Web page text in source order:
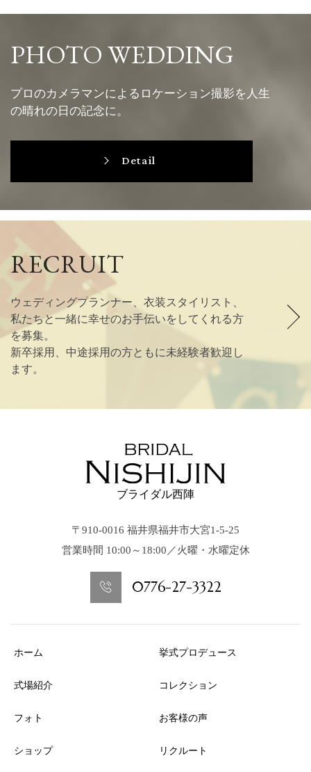
PHOTO WEDDING
プロのカメラマンによるロケーション撮影を人生
の晴れの日の記念に。
Detail
RECRUIT
ウェディングプランナー、衣装スタイリスト、
私たちと一緒に幸せのお手伝いをしてくれる方
を募集。
新卒採用、中途採用の方ともに未経験者歓迎し
ます。
ブライダル西陣
〒910-0016 福井県福井市大宮1-5-25
営業時間 10:00～18:00／火曜・水曜定休
0776-27-3322
ホーム 挙式プロデュース
式場紹介 コレクション
フォト お客様の声
ショップ リクルート